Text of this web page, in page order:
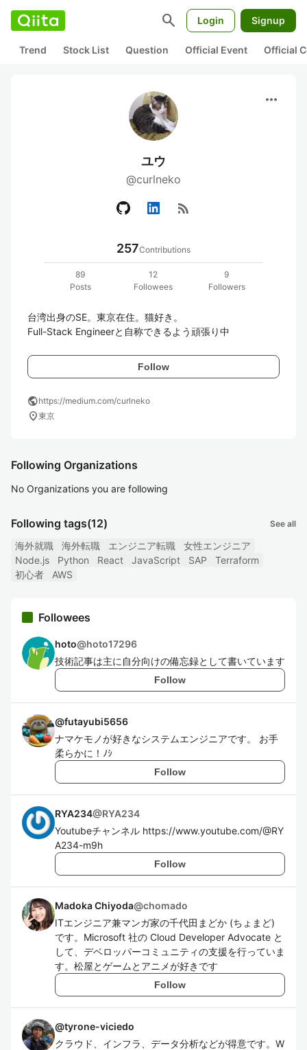
search Login Signup
Trend Stock List Question Official Event Official
more_horiz
ユウ
@curlneko
rss_feed
257Contributions
89
Posts
12
Followees
9
Followers
台湾出身のSE。東京在住。猫好き。
Full-Stack Engineerと自称できるよう頑張り中
Follow
publichttps://medium.com/curlneko
location_on東京
Following Organizations
No Organizations you are following
Following tags(12) See all
海外就職 海外転職 エンジニア転職
女性エンジニア
Node.js
Python React JavaScript SAP
Terraform
初心者
AWS
Followees
hoto@hoto17296
技術記事は主に自分向けの備忘録として書いています
Follow
@futayubi5656
ナマケモノが好きなシステムエンジニアです。 お手
柔らかに！ﾉｼ
Follow
RYA234@RYA234
Youtubeチャンネル https://www.youtube.com/@RY
A234-m9h
Follow
Madoka Chiyoda@chomado
ITエンジニア兼マンガ家の千代田まどか (ちょまど)
です。Microsoft 社の Cloud Developer Advocate と
して、デベロッパーコミュニティの支援を行っていま
す。松屋とゲームとアニメが好きです
Follow
@tyrone-viciedo
クラウド、インフラ、データ分析などが得意です。W